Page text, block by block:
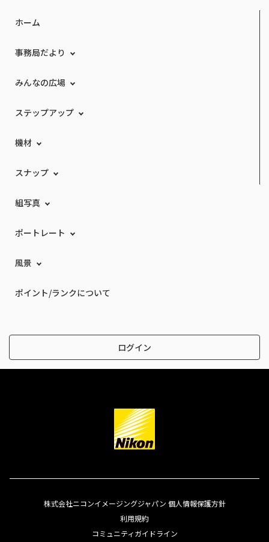
ホーム
事務局だより
みんなの広場
ステップアップ
機材
スナップ
組写真
ポートレート
風景
ポイント/ランクについて
ログイン
株式会社ニコンイメージングジャパン 個人情報保護方針
利用規約
コミュニティガイドライン